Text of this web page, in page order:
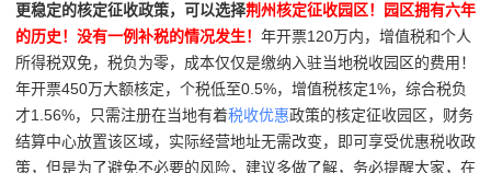
更稳定的核定征收政策，可以选择荆州核定征收园区！
园区拥有六年
的历史！没有一例补税的情况发生！ 年开票120万内，增值税和个人
所得税双免，税负为零，成本仅仅是缴纳入驻当地税收园区的费用！
年开票450万大额核定，个税低至0.5%，增值税核定1%，综合税负
才1.56%，只需注册在当地有着税收优惠政策的核定征收园区，财务
结算中心放置该区域，实际经营地址无需改变，即可享受优惠税收政
策，但是为了避免不必要的风险，建议多做了解，务必提醒大家，在